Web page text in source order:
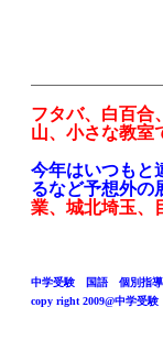
フタバ、白百
山、小さな教室
今年はいつもと
るなど予想外の
業、城北埼玉、
中学受験 国語 個別指
copy right 2009@中学